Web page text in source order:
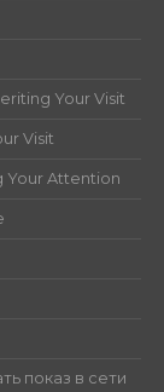
Your Visit
Visit
Your Attention
показ в сети